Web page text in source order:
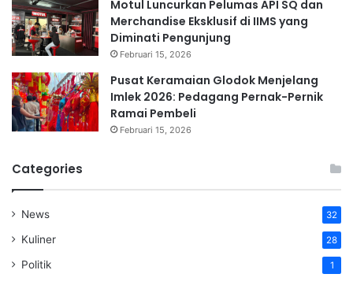
Motul Luncurkan Pelumas API SQ dan
Merchandise Eksklusif di IIMS yang
Diminati Pengunjung
Februari 15, 2026
Pusat Keramaian Glodok Menjelang
Imlek 2026: Pedagang Pernak-Pernik
Ramai Pembeli
Februari 15, 2026
Categories
News 32
Kuliner 28
Politik 1